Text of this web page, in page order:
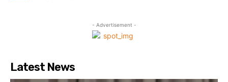
- Advertisement -
Latest News